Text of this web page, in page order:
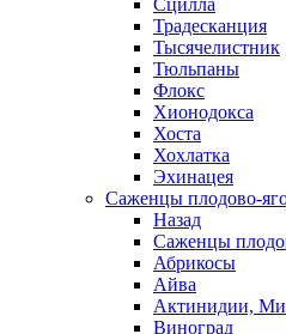
Сцилла
Традесканция
Тысячелистник
Тюльпаны
Флокс
Хионодокса
Хоста
Хохлатка
Эхинацея
Саженцы плодово-
Назад
Саженцы
Абрикосы
Айва
Актинидии,
Виноград